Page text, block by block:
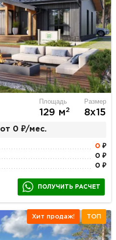
Площадь
129 м2
Размер
8х15
от 0 ₽/мес.
0 ₽
0 ₽
0 ₽
ПОЛУЧИТЬ РАСЧЕТ
Хит продаж! ТОП